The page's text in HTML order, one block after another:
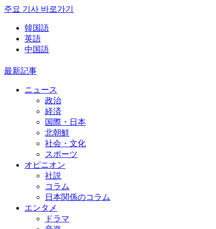
주요 기사 바로가기
韓国語
英語
中国語
最新記事
ニュース
政治
経済
国際・日本
北朝鮮
社会・文化
スポーツ
オピニオン
社説
コラム
日本関係のコラム
エンタメ
ドラマ